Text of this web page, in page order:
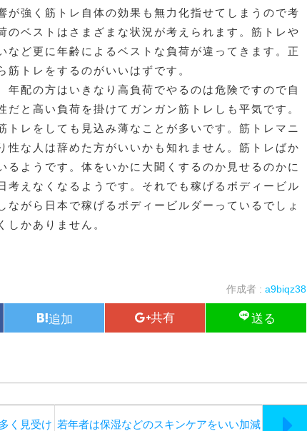
が強く筋トレ自体の効果も無力化指せてしまうので考
のベストはさまざまな状況が考えられます。筋トレや
など更に年齢によるベストな負荷が違ってきます。正
トレをするのがいいはずです。
年配の方はいきなり高負荷でやるのは危険ですので自
と高い負荷を掛けてガンガン筋トレしも平気です。
トレをしても見込み薄なことが多いです。筋トレマニ
性な人は辞めた方がいいかも知れません。筋トレばか
るようです。体をいかに大聞くするのか見せるのかに
考えなくなるようです。それでも稼げるボディービル
ながら日本で稼げるボディービルダーっているでしょ
しかありません。
作成者 : a9biqz38
く見受け 若年者は保湿などのスキンケアをいい加減